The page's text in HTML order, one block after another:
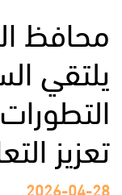
محافظ
يلتقي
تعزيز
2026-04-28